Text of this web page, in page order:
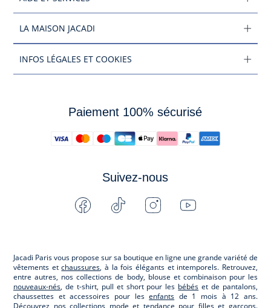
LA MAISON JACADI
INFOS LÉGALES ET COOKIES
Paiement 100% sécurisé
Suivez-nous
Facebook Tiktok InstagramYoutube
Jacadi Paris vous propose sur sa boutique en ligne une grande variété de
vêtements etchaussures, à la fois élégants et intemporels. Retrouvez,
entre autres, nos collections de body, blouse et combinaison pour les
nouveaux-nés, de t-shirt, pull et short pour les bébés et de pantalons,
chaussettes et accessoires pour lesenfants de 1 mois à 12 ans.
Découvrez nos collections mode et tendance pour filles et garçons.